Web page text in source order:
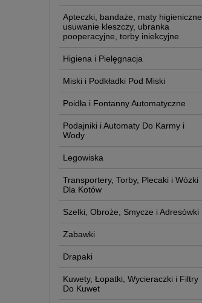
Apteczki, bandaże, maty higieniczne,
usuwanie kleszczy, ubranka
pooperacyjne, torby iniekcyjne
Higiena i Pielęgnacja
Miski i Podkładki Pod Miski
Poidła i Fontanny Automatyczne
Podajniki i Automaty Do Karmy i
Wody
Legowiska
Transportery, Torby, Plecaki i Wózki
Dla Kotów
Szelki, Obroże, Smycze i Adresówki
Zabawki
Drapaki
Kuwety, Łopatki, Wycieraczki i Filtry
Do Kuwet